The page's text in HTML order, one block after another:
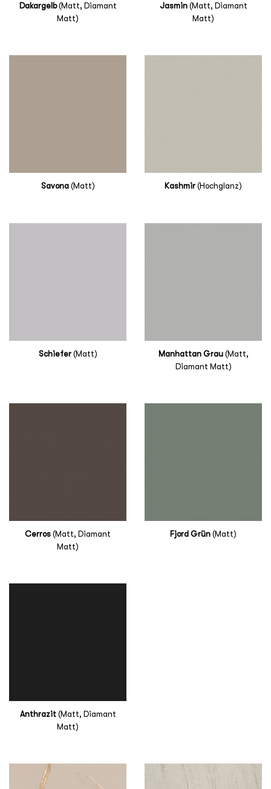
Dakargelb(Matt, Diamant
Matt)
Jasmin(Matt, Diamant
Matt)
Savona(Matt) Kashmir (Hochglanz)
Schiefer(Matt) Manhattan Grau(Matt,
Diamant Matt)
Cerros (Matt, Diamant
Matt)
Fjord Grün (Matt)
Anthrazit(Matt, Diamant
Matt)